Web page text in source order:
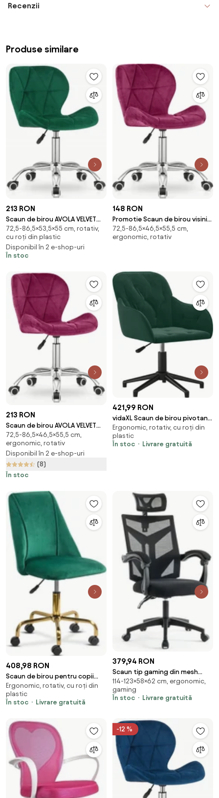
Recenzii
Produse similare
213 RON
Scaun de birou AVOLA VELVET
verde
72,5-86,5×53,5×55 cm, rotativ,
cu roți din plastic
Disponibil în 2 e-shop-uri
În stoc
148 RON
Promotie Scaun de birou visiniu
AVOLA VELVET Calitatea II
72,5-86,5×46,5×55,5 cm,
ergonomic, rotativ
213 RON
Scaun de birou AVOLA VELVET
bordeaux
72,5-86,5×46,5×55,5 cm,
ergonomic, rotativ
Disponibil în 2 e-shop-uri
(8)
În stoc
421,99 RON
vidaXL Scaun de birou pivotant,
verde închis, catifea
Ergonomic, rotativ, cu roți din
plastic
În stoc
Livrare gratuită
408,98 RON
Scaun de birou pentru copii
elegant verde cu baza aurie si
catifea OFF 642
Ergonomic, rotativ, cu roți din
plastic
În stoc
Livrare gratuită
379,94 RON
Scaun tip gaming din mesh
negru, cu spatar rabatabil
ergonomic OFF 434
114-123×58×62 cm, ergonomic,
gaming
În stoc
Livrare gratuită
-12 %